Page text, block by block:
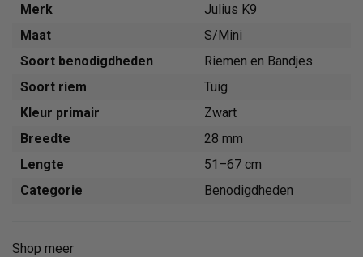
Merk
Julius K9
Maat
S/Mini
Soort benodigdheden
Riemen en Bandjes
Soort riem
Tuig
Kleur primair
Zwart
Breedte
28 mm
Lengte
51–67 cm
Categorie
Benodigdheden
Shop meer